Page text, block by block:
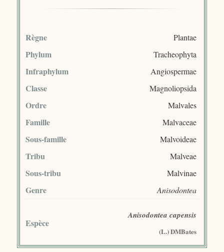
Règne Plantae
Phylum Tracheophyta
Infraphylum Angiospermae
Classe Magnoliopsida
Ordre Malvales
Famille Malvaceae
Sous-famille Malvoideae
Tribu Malveae
Sous-tribu Malvinae
Genre Anisodontea
Espèce
Anisodontea capensis
(L.) DMBates